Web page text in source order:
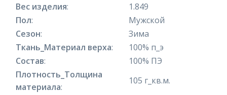
Вес изделия:
1.849
Пол:
Мужской
Сезон:
Зима
Ткань_Материал верха:
100% п_э
Состав:
100% ПЭ
Плотность_Толщина
материала:
105 г_кв.м.